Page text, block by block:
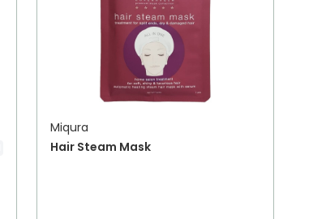
Miqura
Hair Steam Mask